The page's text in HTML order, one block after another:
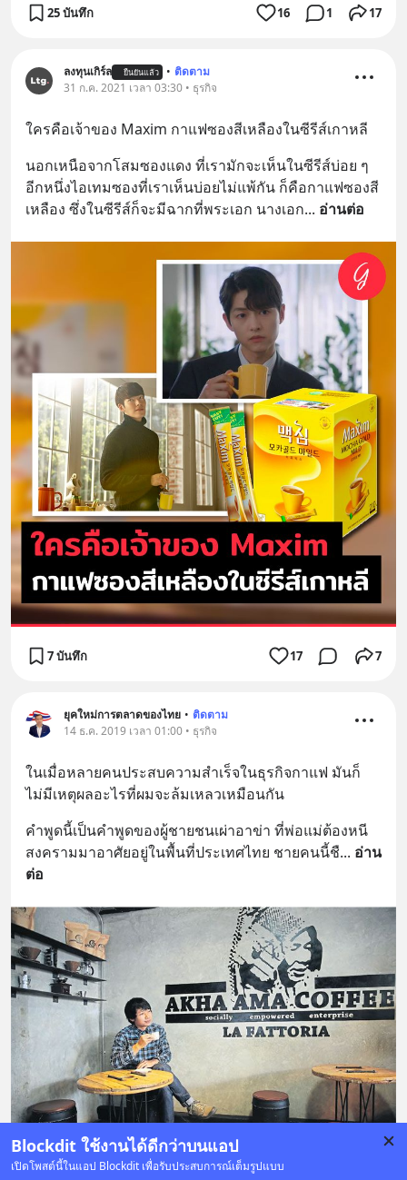
Blockdit ใช้งานได้ดีกว่าบนแอป
เปิดโพสต์นี้ในแอป Blockdit เพื่อรับประสบการณ์เต็มรูปแบบ
25 บันทึก 16 1 17
ลงทุนเกิร์ล ยืนยันแล้ว • ติดตาม
31 ก.ค. 2021 เวลา 03:30 • ธุรกิจ
ใครคือเจ้าของ Maxim กาแฟซองสีเหลืองในซีรีส์เกาหลี
นอกเหนือจากโสมซองแดง ที่เรามักจะเห็นในซีรีส์บ่อย ๆ
อีกหนึ่งไอเทมซองที่เราเห็นบ่อยไม่แพ้กัน ก็คือกาแฟซองสี
เหลือง ซึ่งในซีรีส์ก็จะมีฉากที่พระเอก นางเอก... อ่านต่อ
7 บันทึก 17 7
ยุคใหม่การตลาดของไทย • ติดตาม
14 ธ.ค. 2019 เวลา 01:00 • ธุรกิจ
ในเมื่อหลายคนประสบความสำเร็จในธุรกิจกาแฟ มันก็
ไม่มีเหตุผลอะไรที่ผมจะล้มเหลวเหมือนกัน
คำพูดนี้เป็นคำพูดของผู้ชายชนเผ่าอาข่า ที่พ่อแม่ต้องหนี
สงครามมาอาศัยอยู่ในพื้นที่ประเทศไทย ชายคนนี้ชื... อ่าน
ต่อ